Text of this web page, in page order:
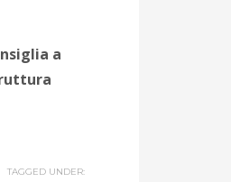
a
TAGGED UNDER: